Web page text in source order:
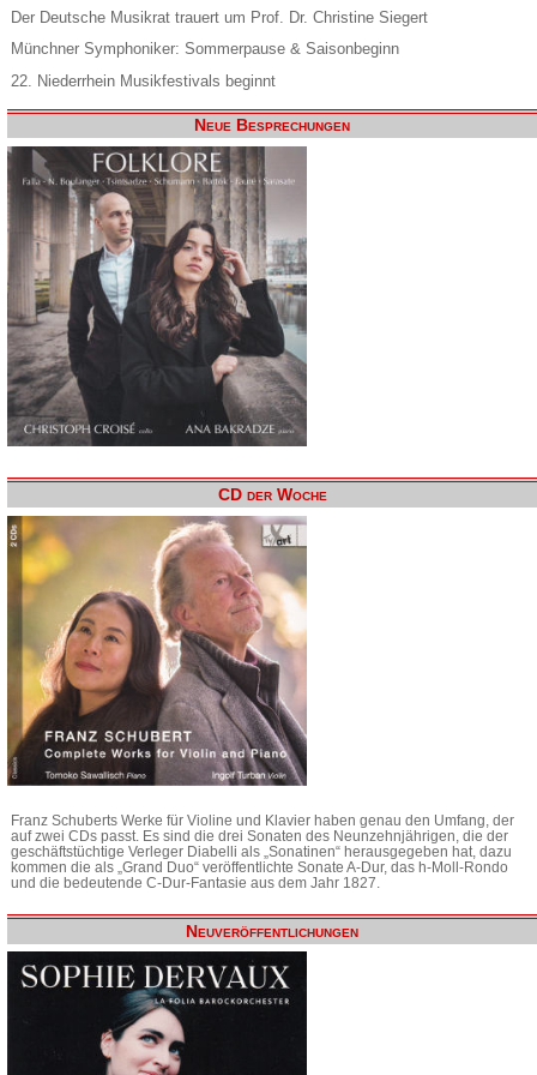
Der Deutsche Musikrat trauert um Prof. Dr. Christine Siegert
Münchner Symphoniker: Sommerpause & Saisonbeginn
22. Niederrhein Musikfestivals beginnt
Neue Besprechungen
CD der Woche
Franz Schuberts Werke für Violine und Klavier haben genau den Umfang, der
auf zwei CDs passt. Es sind die drei Sonaten des Neunzehnjährigen, die der
geschäftstüchtige Verleger Diabelli als „Sonatinen“ herausgegeben hat, dazu
kommen die als „Grand Duo“ veröffentlichte Sonate A-Dur, das h-Moll-Rondo
und die bedeutende C-Dur-Fantasie aus dem Jahr 1827.
Neuveröffentlichungen